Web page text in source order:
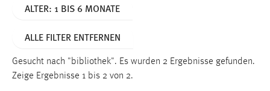
ALTER: 1 BIS 6 MONATE
ALLE FILTER ENTFERNEN
Gesucht nach "bibliothek". Es wurden 2 Ergebnisse gefunden.
Zeige Ergebnisse 1 bis 2 von 2.
Funktionen und sind für die einwandfreie Funktion der
Name: